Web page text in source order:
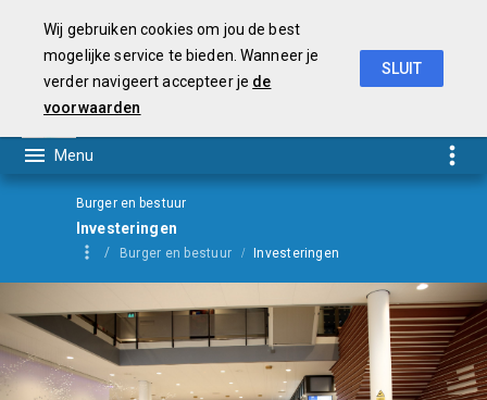
Burger en bestuur
Investeringen
Burger en bestuur Investeringen
Wij gebruiken cookies om jou de best
mogelijke service te bieden. Wanneer je
verder navigeert accepteer je de
voorwaarden
SLUIT